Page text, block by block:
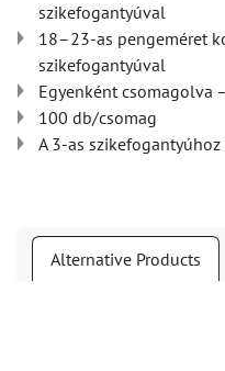
szikefogantyúval
18–23-as pengeméret
szikefogantyúval
Egyenként csomagolva
100 db/csomag
A 3-as
Alternative Products